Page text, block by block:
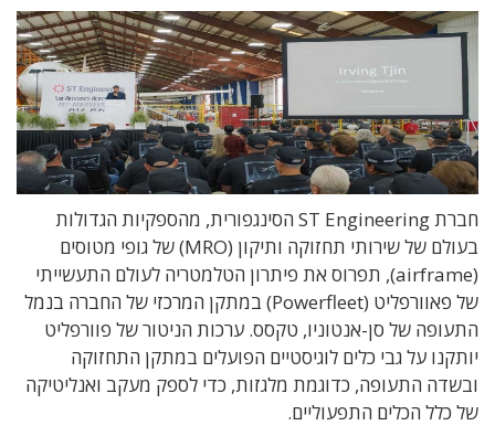
חברת ST Engineering הסינגפורית, מהספקיות הגדולות
בעולם של שירותי תחזוקה ותיקון (MRO) של גופי מטוסים
(airframe), תפרוס את פיתרון הטלמטריה לעולם התעשייתי
של פאוורפליט (Powerfleet) במתקן המרכזי של החברה בנמל
התעופה של סן-אנטוניו, טקסס. ערכות הניטור של פוורפליט
יותקנו על גבי כלים לוגיסטיים הפועלים במתקן התחזוקה
ובשדה התעופה, כדוגמת מלגזות, כדי לספק מעקב ואנליטיקה
של כלל הכלים התפעוליים.